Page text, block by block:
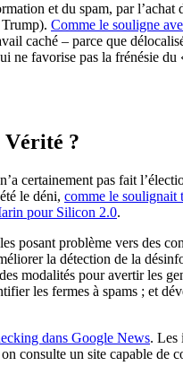
et du spam, par
Comme le souligne
caché – parce que
ne favorise pas la frénésie
Vérité ?
certainement pas fait
le déni, comme le soulignait
pour Silicon 2.0.
posant problème vers des
la détection de la
modalités pour avertir les
les fermes à spams ; et
dans Google News. Les
consulte un site capable de